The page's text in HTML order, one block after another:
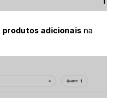
produtos adicionais na